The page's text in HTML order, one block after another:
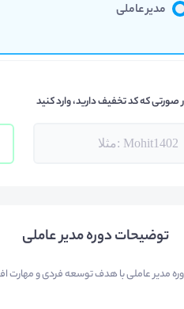
مدیر عاملی
صورتی که کد تخفیف دارید، وارد کنید
توضیحات دوره مدیر عاملی
مدیر عاملی با هدف توسعه فردی و مهارت